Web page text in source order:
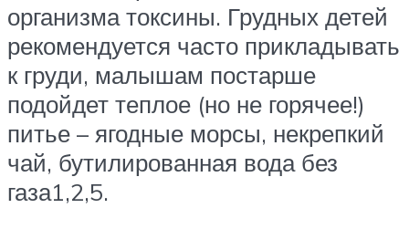
организма токсины. Грудных детей
рекомендуется часто прикладывать
к груди, малышам постарше
подойдет теплое (но не горячее!)
питье – ягодные морсы, некрепкий
чай, бутилированная вода без
газа1,2,5.